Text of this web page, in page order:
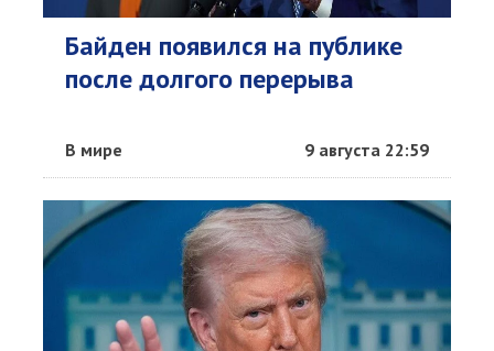
Байден появился на публике
после долгого перерыва
В мире 9 августа 22:59